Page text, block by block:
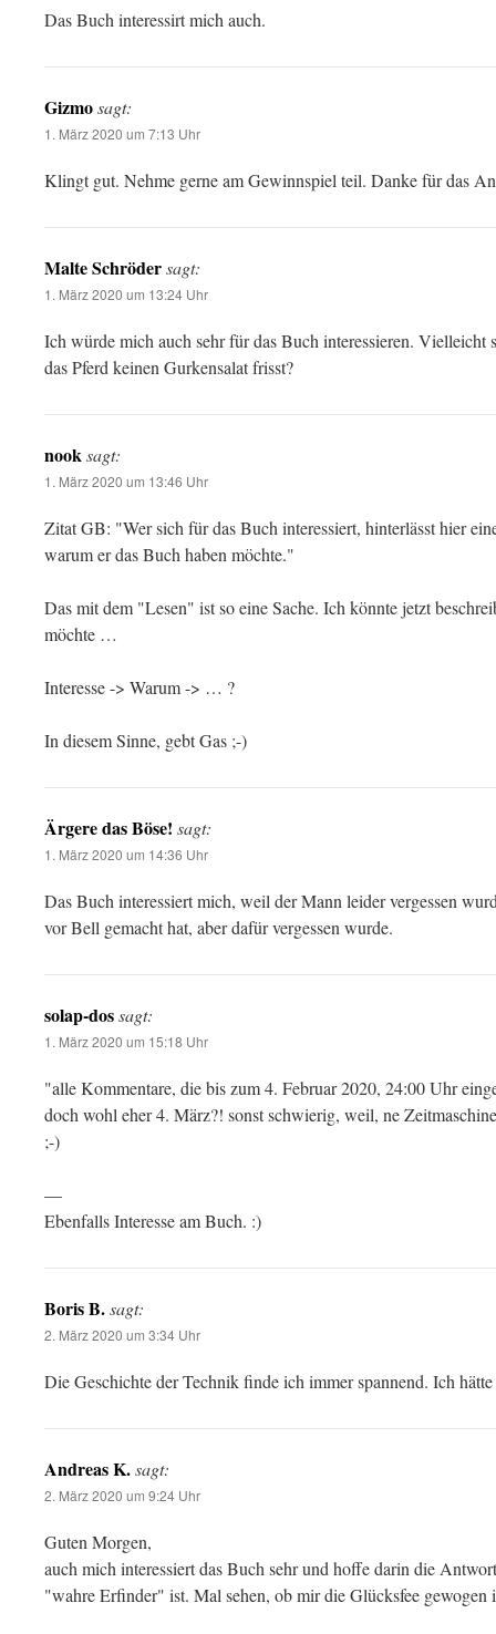
Das Buch interessirt mich auch.
Gizmosagt:
1. März 2020 um 7:13 Uhr
Klingt gut. Nehme gerne am Gewinnspiel teil. Danke für das
Malte Schrödersagt:
1. März 2020 um 13:24 Uhr
Ich würde mich auch sehr für das Buch interessieren.
das Pferd keinen Gurkensalat frisst?
nooksagt:
1. März 2020 um 13:46 Uhr
Zitat GB: "Wer sich für das Buch interessiert, hinterlässt hier
warum er das Buch haben möchte."
Das mit dem "Lesen" ist so eine Sache. Ich könnte jetzt
möchte …
Interesse -> Warum -> … ?
In diesem Sinne, gebt Gas ;-)
Ärgere das Böse! sagt:
1. März 2020 um 14:36 Uhr
Das Buch interessiert mich, weil der Mann leider vergessen
vor Bell gemacht hat, aber dafür vergessen wurde.
solap-dossagt:
1. März 2020 um 15:18 Uhr
"alle Kommentare, die bis zum 4. Februar 2020, 24:00 Uhr
doch wohl eher 4. März?! sonst schwierig, weil, ne
;-)
—
Ebenfalls Interesse am Buch. :)
Boris B.sagt:
2. März 2020 um 3:34 Uhr
Die Geschichte der Technik finde ich immer spannend. Ich
Andreas K.sagt:
2. März 2020 um 9:24 Uhr
Guten Morgen,
auch mich interessiert das Buch sehr und hoffe darin die
"wahre Erfinder" ist. Mal sehen, ob mir die Glücksfee gewogen